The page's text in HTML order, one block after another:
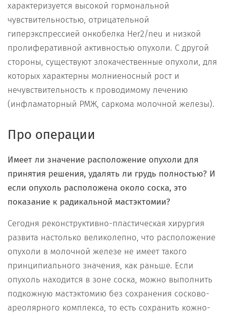
характеризуется высокой гормональной
чувствительностью, отрицательной
гиперэкспрессией онкобелка Her2/neu и низкой
пролиферативной активностью опухоли. С другой
стороны, существуют злокачественные опухоли, для
которых характерны молниеносный рост и
нечувствительность к проводимому лечению
(инфламаторный РМЖ, саркома молочной железы).
Про операции
Имеет ли значение расположение опухоли для
принятия решения, удалять ли грудь полностью? И
если опухоль расположена около соска, это
показание к радикальной мастэктомии?
Сегодня реконструктивно-пластическая хирургия
развита настолько великолепно, что расположение
опухоли в молочной железе не имеет такого
принципиального значения, как раньше. Если
опухоль находится в зоне соска, можно выполнить
подкожную мастэктомию без сохранения сосково-
ареолярного комплекса, то есть сохранить кожно-